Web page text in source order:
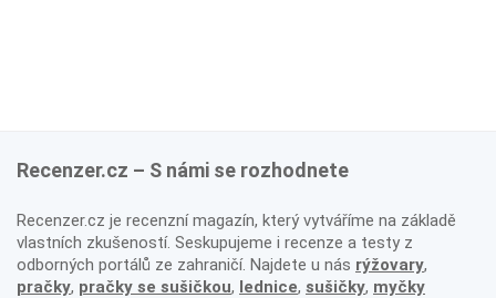
Recenzer.cz – S námi se rozhodnete
Recenzer.cz je recenzní magazín, který vytváříme na základě
vlastních zkušeností. Seskupujeme i recenze a testy z
odborných portálů ze zahraničí. Najdete u nás rýžovary,
pračky, pračky se sušičkou, lednice, sušičky, myčky